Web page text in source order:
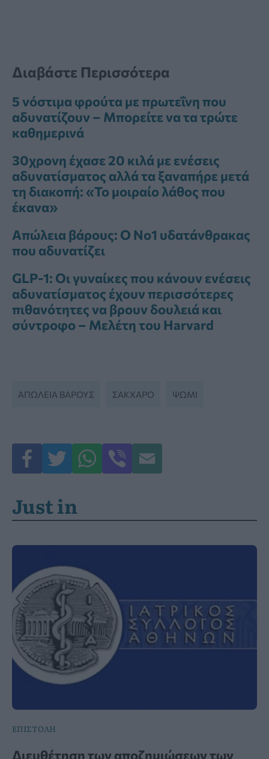
Διαβάστε Περισσότερα
5 νόστιμα φρούτα με πρωτεΐνη που
αδυνατίζουν – Μπορείτε να τα τρώτε
καθημερινά
30χρονη έχασε 20 κιλά με ενέσεις
αδυνατίσματος αλλά τα ξαναπήρε μετά
τη διακοπή: «Το μοιραίο λάθος που
έκανα»
Απώλεια βάρους: Ο Νο1 υδατάνθρακας
που αδυνατίζει
GLP-1: Οι γυναίκες που κάνουν ενέσεις
αδυνατίσματος έχουν περισσότερες
πιθανότητες να βρουν δουλειά και
σύντροφο – Μελέτη του Harvard
ΑΠΏΛΕΙΑ ΒΆΡΟΥΣ ΣΆΚΧΑΡΟ ΨΩΜΊ
Just in
ΕΠΙΣΤΟΛΗ
Διευθέτηση των αποζημιώσεων των